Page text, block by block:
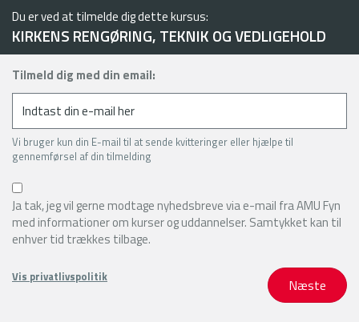
Du er ved at tilmelde dig dette kursus:
KIRKENS RENGØRING, TEKNIK OG VEDLIGEHOLD
Tilmeld dig med din email:
Vi bruger kun din E-mail til at sende kvitteringer eller hjælpe til
gennemførsel af din tilmelding
Ja tak, jeg vil gerne modtage nyhedsbreve via e-mail fra AMU Fyn
med informationer om kurser og uddannelser. Samtykket kan til
enhver tid trækkes tilbage.
Vis privatlivspolitik